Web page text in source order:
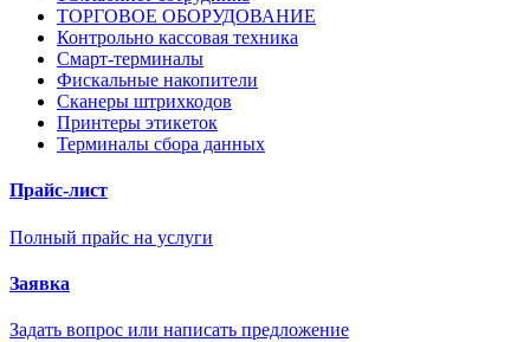
ТОРГОВОЕ ОБОРУДОВАНИЕ
Контрольно кассовая техника
Смарт-терминалы
Фискальные накопители
Сканеры штрихкодов
Принтеры этикеток
Терминалы сбора данных
Прайс-лист
Полный прайс на услуги
Заявка
Задать вопрос или написать предложение